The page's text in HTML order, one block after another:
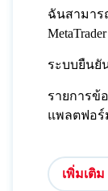
ฉันสามาร
ระบบยืนยั
รายการข้
แพลตฟอร์
เพิ่มเติม